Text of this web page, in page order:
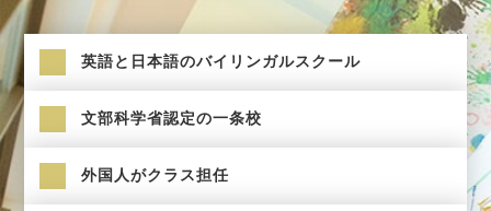
英語と日本語のバイリンガルスクール
文部科学省認定の一条校
外国人がクラス担任